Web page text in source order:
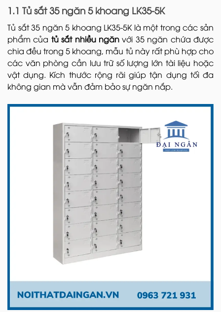
1.1 Tủ sắt 35 ngăn 5 khoang LK35-5K
Tủ sắt 35 ngăn 5 khoang LK35-5K là một trong các sản
phẩm của tủ sắt nhiều ngăn với 35 ngăn chứa được
chia đều trong 5 khoang, mẫu tủ này rất phù hợp cho
các văn phòng cần lưu trữ số lượng lớn tài liệu hoặc
vật dụng. Kích thước rộng rãi giúp tận dụng tối đa
không gian mà vẫn đảm bảo sự ngăn nắp.